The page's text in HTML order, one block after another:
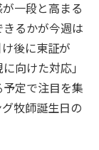
一段と高まる
るかが今週は
後に東証が
向けた対応」
定で注目を集
牧師誕生日の